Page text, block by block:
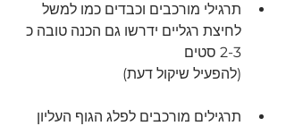
תרגילי מורכבים וכבדים כמו למשל
לחיצת רגליים ידרשו גם הכנה טובה כ
2-3 סטים
(להפעיל שיקול דעת)
תרגילים מורכבים לפלג הגוף העליון